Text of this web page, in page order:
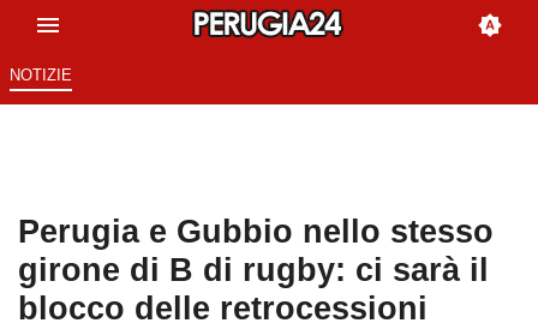
NOTIZIE
Perugia e Gubbio nello stesso
girone di B di rugby: ci sarà il
blocco delle retrocessioni